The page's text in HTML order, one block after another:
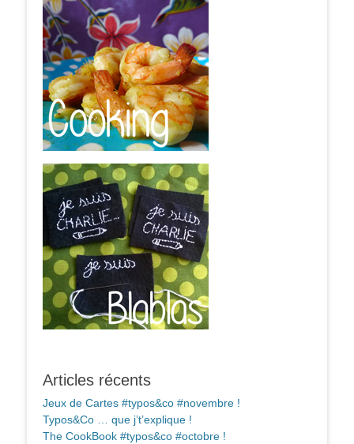
Articles récents
Jeux de Cartes #typos&co #novembre !
Typos&Co … que j’t’explique !
The CookBook #typos&co #octobre !